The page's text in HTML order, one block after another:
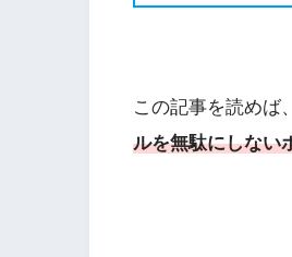
この記事を読めば、
ルを無駄にしない